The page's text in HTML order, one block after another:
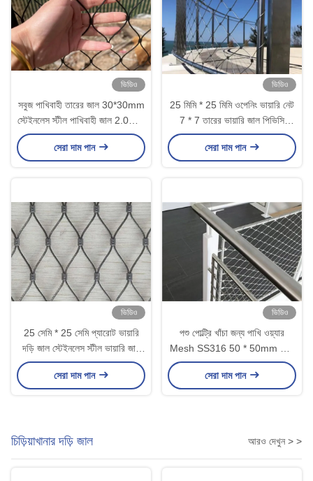
ভিডিও
সবুজ পাখিবাহী তারের জাল 30*30mm
স্টেইনলেস স্টীল পাখিবাহী জাল 2.0mm
তারের ব্যাসার্ধ
সেরা দাম পান
ভিডিও
25 মিমি * 25 মিমি ওপেনিং ভায়ারি নেট
7 * 7 তারের ভায়ারি জাল পিভিসি
লেপযুক্ত
সেরা দাম পান
ভিডিও
25 সেমি * 25 সেমি প্যারোট ভায়ারি
দড়ি জাল স্টেইনলেস স্টীল ভায়ারি জাল
তারের জাল
সেরা দাম পান
ভিডিও
পশু পোল্ট্রি খাঁচা জন্য পাখি ওয়্যার
Mesh SS316 50 * 50mm পাখি
নেট
সেরা দাম পান
চিড়িয়াখানার দড়ি জাল আরও দেখুন > >